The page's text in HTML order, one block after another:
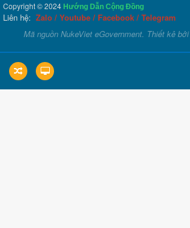
Copyright © 2024 Hướng Dẫn Cộng Đồng
Liên hệ: Zalo / Youtube / Facebook / Telegram
Mã nguồn NukeViet eGovernment. Thiết kê bởi